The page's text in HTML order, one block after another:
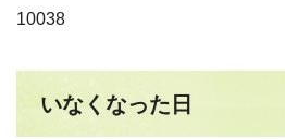
10038
いなくなった日